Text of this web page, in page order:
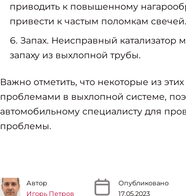
приводить к повышенному
привести к частым поломкам свечей.
Запах. Неисправный
запаху из выхлопной трубы.
Важно отметить, что некоторые из
проблемами в выхлопной системе,
автомобильному специалисту для
проблемы.
Автор
Игорь Петров
Опубликовано
17.05.2023